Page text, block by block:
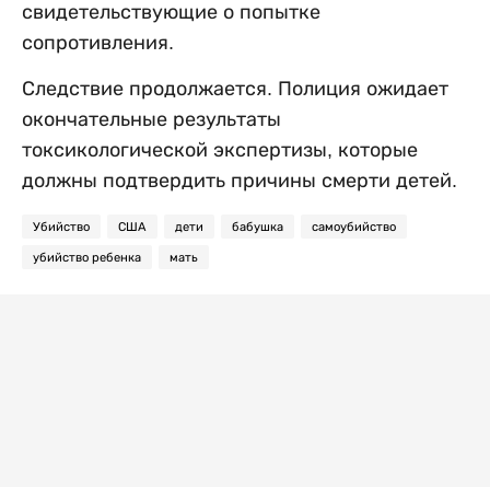
свидетельствующие о попытке
сопротивления.
Следствие продолжается. Полиция ожидает
окончательные результаты
токсикологической экспертизы, которые
должны подтвердить причины смерти детей.
Убийство США дети бабушка самоубийство
убийство ребенка мать